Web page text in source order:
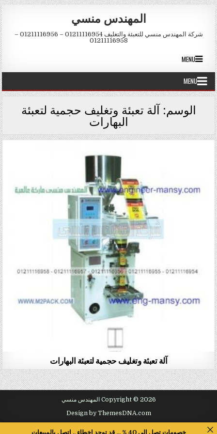
Skip to content
المهندس منسي
شركة المهندس منسي للتعبئة والتغليف 01211116954 – 01211116956 –
01211116958
MENU
MENU
الوسم:آلة تعبئة وتغليف حجمية لتعبئة
البهارات
آلة تعبئة وتغليف حجمية لتعبئة البهارات
Copyright © 2026 المهندس منسي
Design by ThemesDNA.com
خصومات تصل الى 40 % ... قد توجد اخطاء .. اتصل بالمبيعات